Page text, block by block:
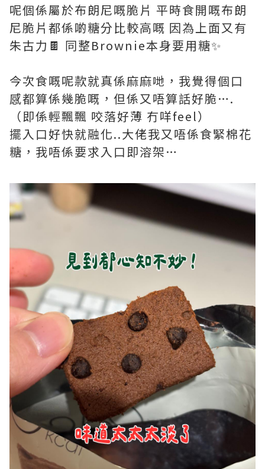
呢個係屬於布朗尼嘅脆片 平時食開嘅布朗
尼脆片都係啲糖分比較高嘅 因為上面又有
朱古力🍫 同整Brownie本身要用糖✨
今次食嘅呢款就真係麻麻哋，我覺得個口
感都算係幾脆嘅，但係又唔算話好脆….
（即係輕飄飄 咬落好薄 冇咩feel）
擺入口好快就融化..大佬我又唔係食緊棉花
糖，我唔係要求入口即溶架…